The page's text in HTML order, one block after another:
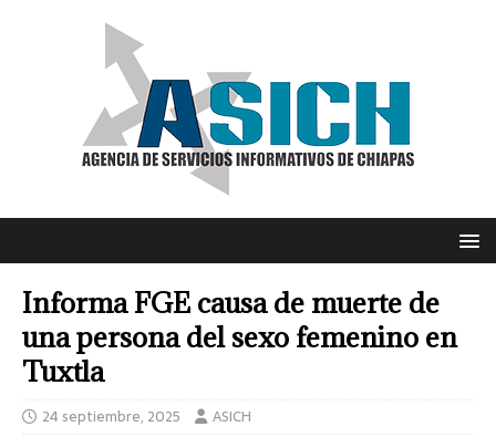
Informa FGE causa de muerte de
una persona del sexo femenino en
Tuxtla
24 septiembre, 2025 ASICH